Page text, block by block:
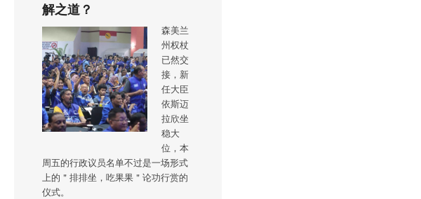
解之道？
森美兰
州权杖
已然交
接，新
任大臣
依斯迈
拉欣坐
稳大
位，本
周五的行政议员名单不过是一场形式
上的＂排排坐，吃果果＂论功行赏的
仪式。